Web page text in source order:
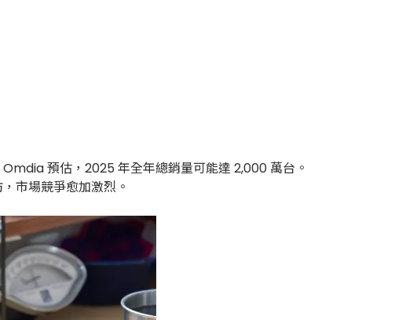
預估，2025 年全年總銷量可能達 2,000 萬台。
市場競爭愈加激烈。